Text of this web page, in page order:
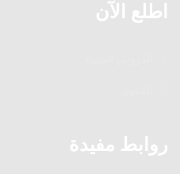
اطلع الآن
روابط مفيدة